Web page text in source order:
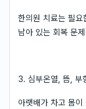
한의원 치료는 필요
남아 있는 회복 문
3. 심부온열, 뜸, 부
아랫배가 차고 몸